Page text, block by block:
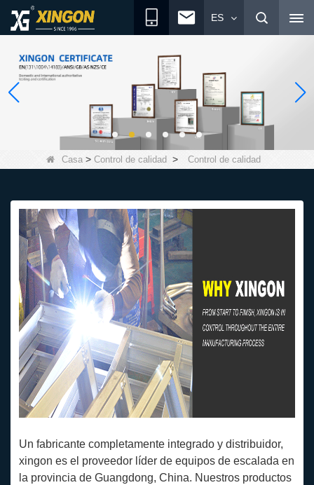
ES
Casa > Control de calidad > Control de calidad
Un fabricante completamente integrado y distribuidor,
xingon es el proveedor líder de equipos de escalada en
la provincia de Guangdong, China. Nuestros productos